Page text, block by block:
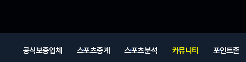
공식보증업체 스포츠중계 스포츠분석 커뮤니티 포인트존